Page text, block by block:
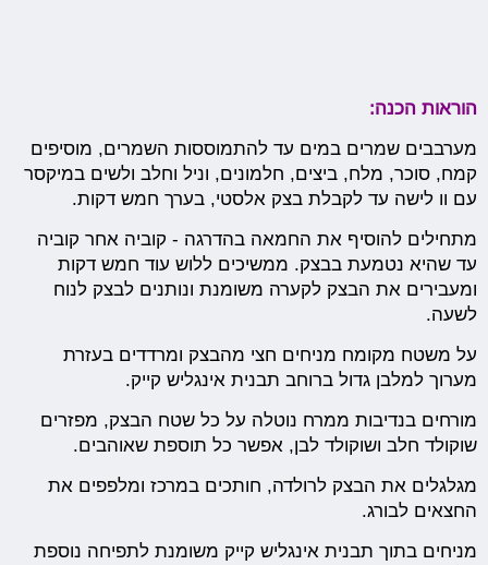
הוראות הכנה:
מערבבים שמרים במים עד להתמוססות השמרים, ‏מוסיפים
קמח, ‏סוכר, מלח, ביצים, חלמונים, וניל וחלב ולשים במיקסר
עם וו לישה עד לקבלת בצק אלסטי, בערך חמש דקות.
מתחילים ‏להוסיף את החמאה בהדרגה - קוביה אחר קוביה
עד שהיא נטמעת בבצק.‏ ‏ממשיכים ללוש עוד חמש דקות
ומעבירים את הבצק לקערה משומנת ונותנים לבצק לנוח
לשעה.
על משטח מקומח מניחים חצי מהבצק ומרדדים בעזרת
מערוך למלבן גדול ברוחב תבנית אינגליש קייק.
מורחים בנדיבות ממרח נוטלה על כל שטח הבצק, מפזרים
שוקולד חלב ושוקולד לבן, אפשר כל תוספת שאוהבים.
מגלגלים את הבצק לרולדה, חותכים במרכז ומלפפים את
החצאים לבורג.
מניחים בתוך תבנית אינגליש קייק משומנת לתפיחה נוספת